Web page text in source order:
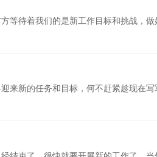
等待着我们的是新工作目标和挑战，做
来新的任务和目标，何不赶紧趁现在写